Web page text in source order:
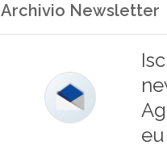
Archivio Newsletter
eu